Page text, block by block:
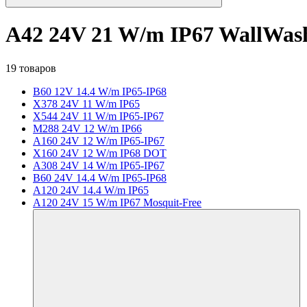
A42 24V 21 W/m IP67
19 товаров
B60 12V 14.4 W/m IP65-IP68
X378 24V 11 W/m IP65
X544 24V 11 W/m IP65-IP67
M288 24V 12 W/m IP66
A160 24V 12 W/m IP65-IP67
X160 24V 12 W/m IP68 DOT
A308 24V 14 W/m IP65-IP67
B60 24V 14.4 W/m IP65-IP68
A120 24V 14.4 W/m IP65
A120 24V 15 W/m IP67 Mosquit-Free